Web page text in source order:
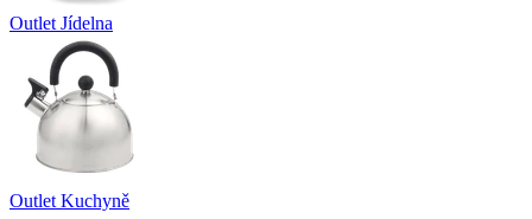
Outlet Jídelna
Outlet Kuchyně